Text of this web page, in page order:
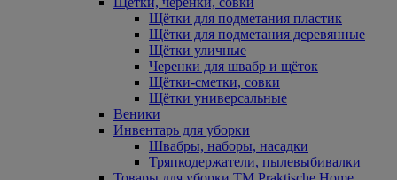
Щётки для подметания пластик
Щётки для подметания деревянные
Щётки уличные
Черенки для швабр и щёток
Щётки-сметки, совки
Щётки универсальные
Веники
Инвентарь для уборки
Швабры, наборы, насадки
Тряпкодержатели, пылевыбивалки